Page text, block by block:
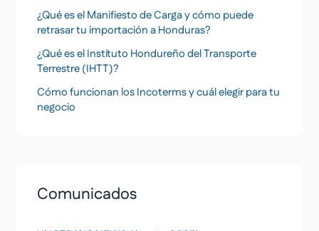
¿Qué es el Manifiesto de Carga y cómo puede
retrasar tu importación a Honduras?
¿Qué es el Instituto Hondureño del Transporte
Terrestre (IHTT)?
Cómo funcionan los Incoterms y cuál elegir para tu
negocio
Comunicados